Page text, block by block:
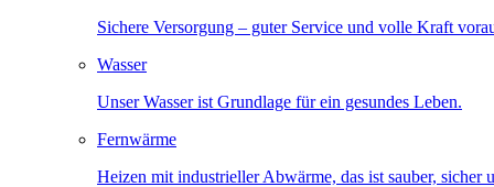
Sichere Versorgung – guter Service und volle Kraft
Wasser
Unser Wasser ist Grundlage für ein gesundes Leben.
Fernwärme
Heizen mit industrieller Abwärme, das ist sauber, sicher